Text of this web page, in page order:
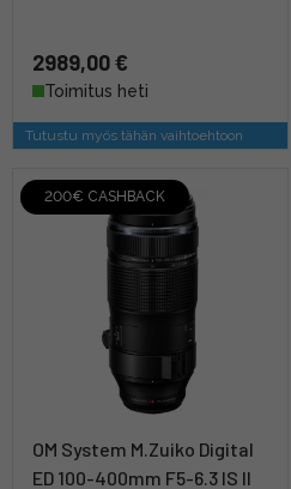
2989,00 €
Toimitus heti
Tutustu myös tähän vaihtoehtoon
200€ CASHBACK
OM System M.Zuiko Digital
ED 100-400mm F5-6.3 IS II